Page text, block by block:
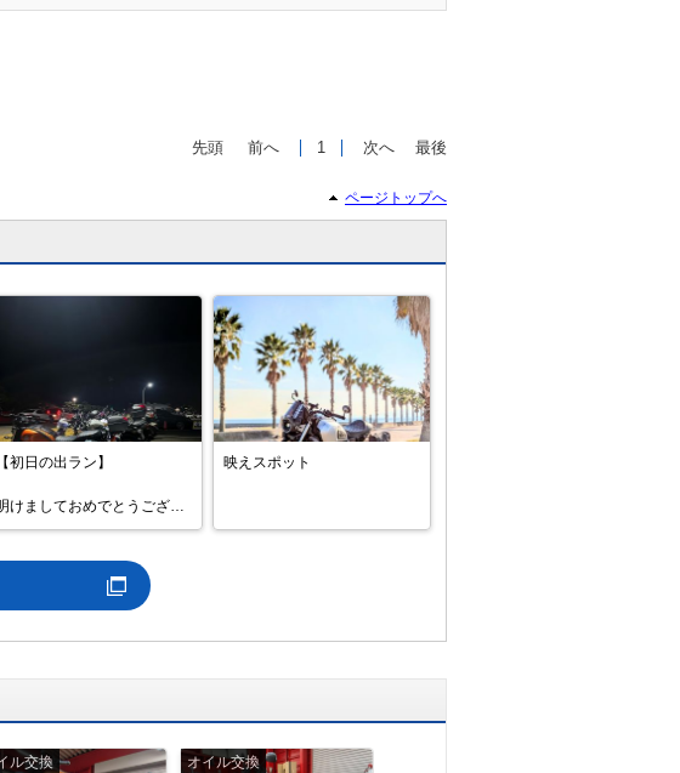
先頭 前へ 1 次へ 最後
ページトップへ
【初日の出ラン】
けましておめでとうござい
す🎍
いうわけで、今年も行って
ました初日の出ラン。
。
年と同じく3時出発。
年は終
映えスポット
ル交換 オイル交換